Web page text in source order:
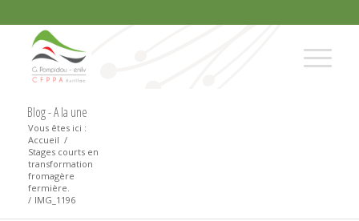
Blog - A la une
Vous êtes ici :
Accueil /
Stages courts en
transformation
fromagère
fermière.
/ IMG_1196